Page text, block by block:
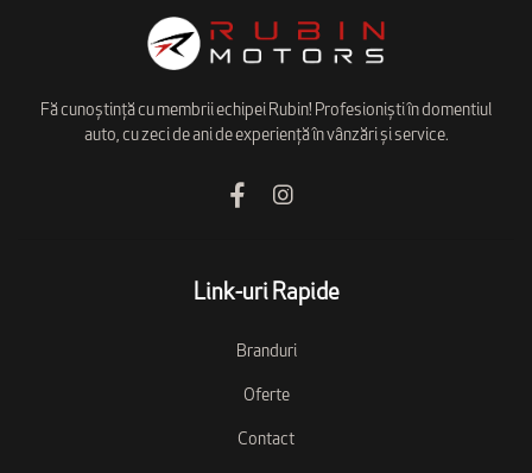
Fă cunoștință cu membrii echipei Rubin! Profesioniști în domentiul
auto, cu zeci de ani de experiență în vânzări și service.
Link-uri Rapide
Branduri
Oferte
Contact